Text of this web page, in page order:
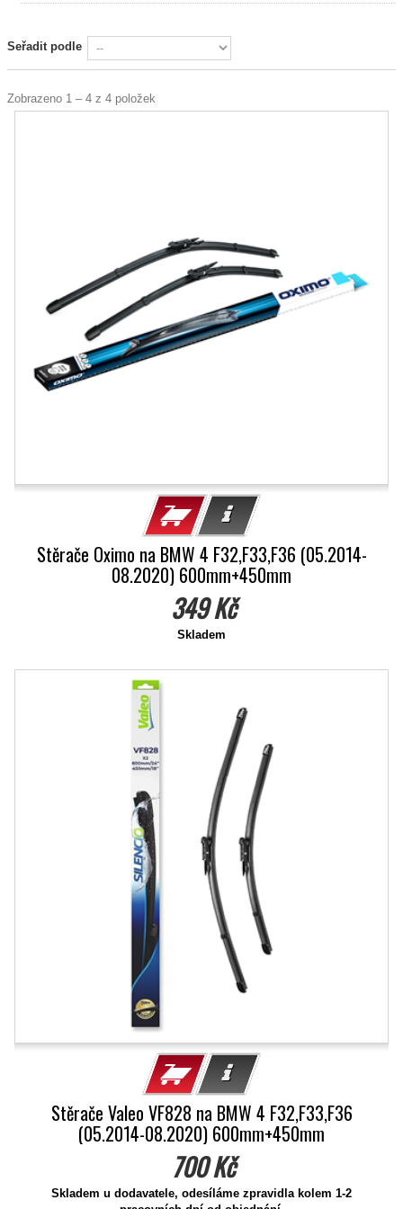
Seřadit podle
Zobrazeno 1 – 4 z 4 položek
Stěrače Oximo na BMW 4 F32,F33,F36 (05.2014-
08.2020) 600mm+450mm
349 Kč
Skladem
Stěrače Valeo VF828 na BMW 4 F32,F33,F36
(05.2014-08.2020) 600mm+450mm
700 Kč
Skladem u dodavatele, odesíláme zpravidla kolem 1-2